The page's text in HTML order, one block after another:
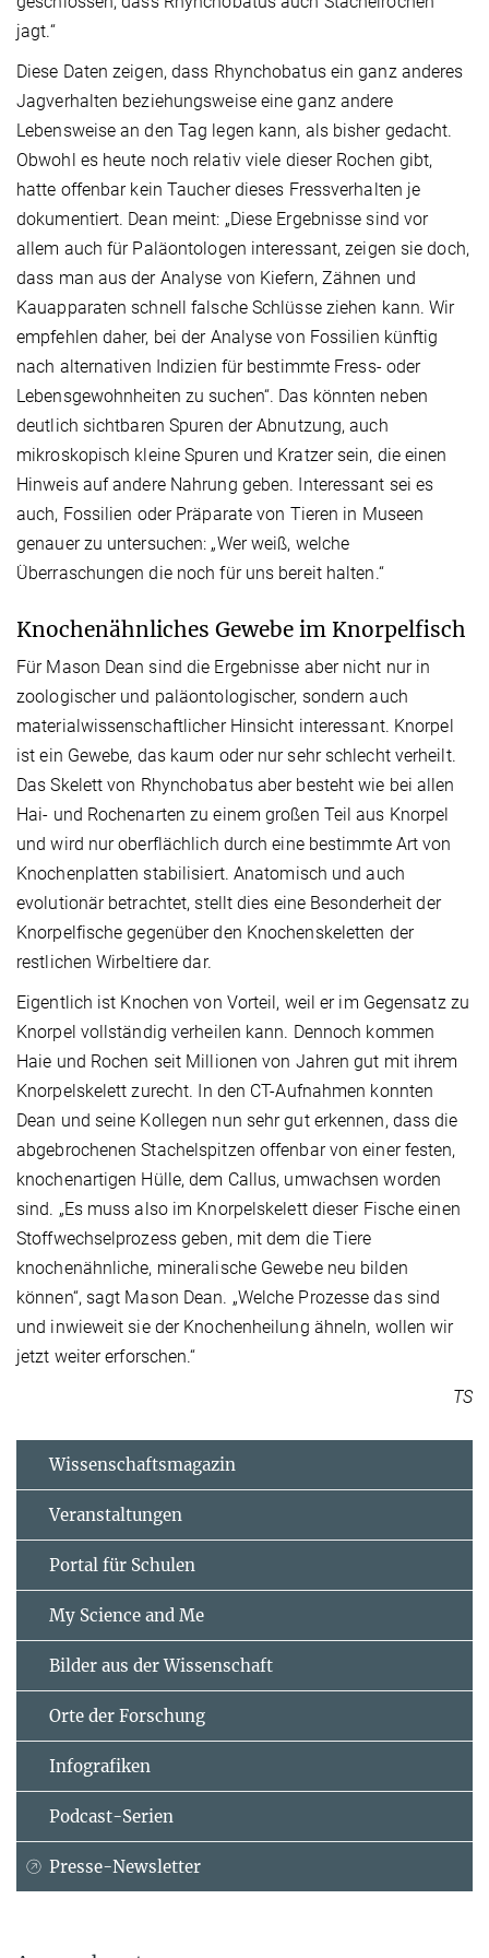
jagt.“
Diese Daten zeigen, dass Rhynchobatus ein ganz anderes
Jagverhalten beziehungsweise eine ganz andere
Lebensweise an den Tag legen kann, als bisher gedacht.
Obwohl es heute noch relativ viele dieser Rochen gibt,
hatte offenbar kein Taucher dieses Fressverhalten je
dokumentiert. Dean meint: „Diese Ergebnisse sind vor
allem auch für Paläontologen interessant, zeigen sie doch,
dass man aus der Analyse von Kiefern, Zähnen und
Kauapparaten schnell falsche Schlüsse ziehen kann. Wir
empfehlen daher, bei der Analyse von Fossilien künftig
nach alternativen Indizien für bestimmte Fress- oder
Lebensgewohnheiten zu suchen“. Das könnten neben
deutlich sichtbaren Spuren der Abnutzung, auch
mikroskopisch kleine Spuren und Kratzer sein, die einen
Hinweis auf andere Nahrung geben. Interessant sei es
auch, Fossilien oder Präparate von Tieren in Museen
genauer zu untersuchen: „Wer weiß, welche
Überraschungen die noch für uns bereit halten.“
Knochenähnliches Gewebe im Knorpelfisch
Für Mason Dean sind die Ergebnisse aber nicht nur in
zoologischer und paläontologischer, sondern auch
materialwissenschaftlicher Hinsicht interessant. Knorpel
ist ein Gewebe, das kaum oder nur sehr schlecht verheilt.
Das Skelett von Rhynchobatus aber besteht wie bei allen
Hai- und Rochenarten zu einem großen Teil aus Knorpel
und wird nur oberflächlich durch eine bestimmte Art von
Knochenplatten stabilisiert. Anatomisch und auch
evolutionär betrachtet, stellt dies eine Besonderheit der
Knorpelfische gegenüber den Knochenskeletten der
restlichen Wirbeltiere dar.
Eigentlich ist Knochen von Vorteil, weil er im Gegensatz zu
Knorpel vollständig verheilen kann. Dennoch kommen
Haie und Rochen seit Millionen von Jahren gut mit ihrem
Knorpelskelett zurecht. In den CT-Aufnahmen konnten
Dean und seine Kollegen nun sehr gut erkennen, dass die
abgebrochenen Stachelspitzen offenbar von einer festen,
knochenartigen Hülle, dem Callus, umwachsen worden
sind. „Es muss also im Knorpelskelett dieser Fische einen
Stoffwechselprozess geben, mit dem die Tiere
knochenähnliche, mineralische Gewebe neu bilden
können“, sagt Mason Dean. „Welche Prozesse das sind
und inwieweit sie der Knochenheilung ähneln, wollen wir
jetzt weiter erforschen.“
TS
Wissenschaftsmagazin
Veranstaltungen
Portal für Schulen
My Science and Me
Bilder aus der Wissenschaft
Orte der Forschung
Infografiken
Podcast-Serien
Presse-Newsletter